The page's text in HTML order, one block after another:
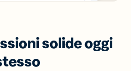
solide oggi